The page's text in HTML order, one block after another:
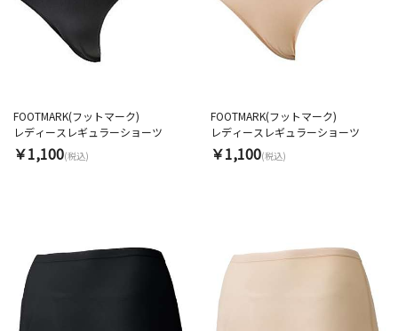
FOOTMARK(フットマーク)
レディースレギュラーショーツ
￥1,100(税込)
FOOTMARK(フットマーク)
レディースレギュラーショーツ
￥1,100(税込)